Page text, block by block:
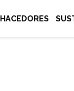
HACEDORES